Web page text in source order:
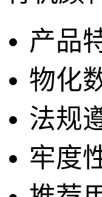
产品
物化
法规
牢度